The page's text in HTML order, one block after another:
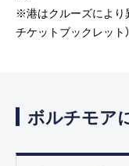
※港はクルーズにより
チケットブックレット
ボルチモア